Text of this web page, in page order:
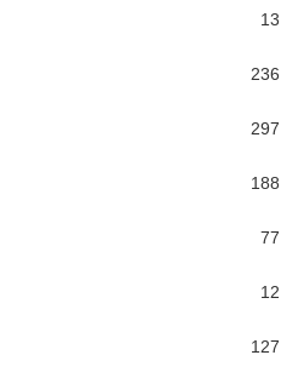
13
236
297
188
77
12
127